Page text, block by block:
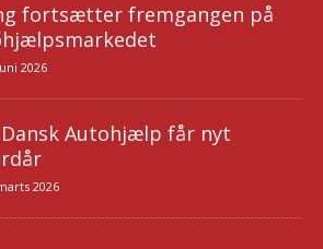
fortsætter fremgangen på
2026
Dansk Autohjælp får nyt
2026